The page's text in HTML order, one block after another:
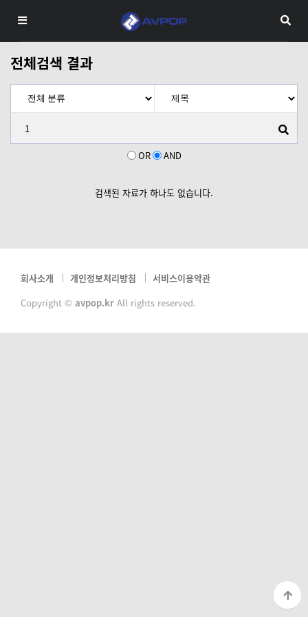
전체검색 결과
OR AND
검색된 자료가 하나도 없습니다.
회사소개 개인정보처리방침
서비스이용약관
Copyright © avpop.kr All rights reserved.